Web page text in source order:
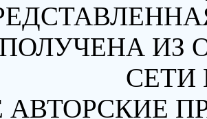
ИЗ
СЕТИ
АВТОРСКИЕ